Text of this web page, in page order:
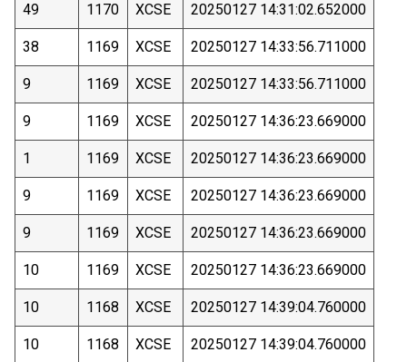
49 1170 XCSE 20250127 14:31:02.652000
38 1169 XCSE 20250127 14:33:56.711000
9 1169 XCSE 20250127 14:33:56.711000
9 1169 XCSE 20250127 14:36:23.669000
1 1169 XCSE 20250127 14:36:23.669000
9 1169 XCSE 20250127 14:36:23.669000
9 1169 XCSE 20250127 14:36:23.669000
10 1169 XCSE 20250127 14:36:23.669000
10 1168 XCSE 20250127 14:39:04.760000
10 1168 XCSE 20250127 14:39:04.760000